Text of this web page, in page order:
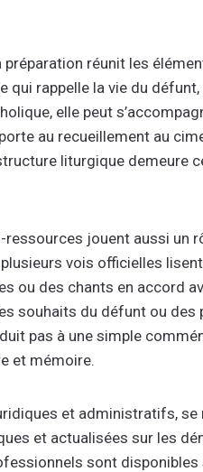
préparation réunit les
qui rappelle la vie du
elle peut
au recueillement au
liturgique demeure
ressources jouent aussi un
vois officielles
ou des chants en accord
souhaits du défunt ou
pas à une simple
et mémoire.
et administratifs,
et actualisées sur les
sont